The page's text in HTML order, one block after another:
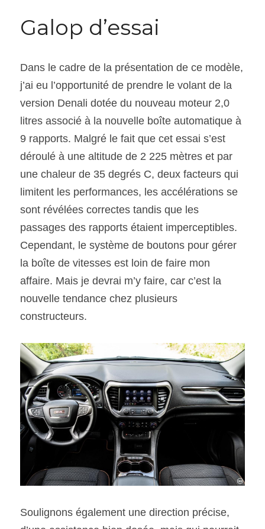
Galop d’essai
Dans le cadre de la présentation de ce modèle,
j’ai eu l’opportunité de prendre le volant de la
version Denali dotée du nouveau moteur 2,0
litres associé à la nouvelle boîte automatique à
9 rapports. Malgré le fait que cet essai s’est
déroulé à une altitude de 2 225 mètres et par
une chaleur de 35 degrés C, deux facteurs qui
limitent les performances, les accélérations se
sont révélées correctes tandis que les
passages des rapports étaient imperceptibles.
Cependant, le système de boutons pour gérer
la boîte de vitesses est loin de faire mon
affaire. Mais je devrai m’y faire, car c’est la
nouvelle tendance chez plusieurs
constructeurs.
Soulignons également une direction précise,